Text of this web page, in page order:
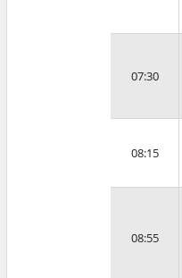
07:30
08:15
08:55